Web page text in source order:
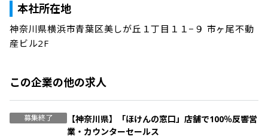
本社所在地
神奈川県横浜市青葉区美しが丘１丁目１１−９ 市ヶ尾不動
産ビル2F
この企業の他の求人
募集終了
【神奈川県】「ほけんの窓口」店舗で100％反響営
業・カウンターセールス